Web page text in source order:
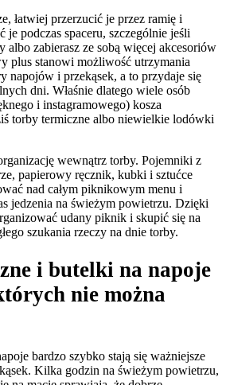
łatwiej przerzucić je przez ramię i
je podczas spaceru, szczególnie jeśli
albo zabierasz ze sobą więcej akcesoriów
plus stanowi możliwość utrzymania
napojów i przekąsek, a to przydaje się
dni. Właśnie dlatego wiele osób
i instagramowego) kosza
torby termiczne albo niewielkie lodówki
wewnątrz torby. Pojemniki z
papierowy ręcznik, kubki i sztućce
nad całym piknikowym menu i
jedzenia na świeżym powietrzu. Dzięki
udany piknik i skupić się na
szukania rzeczy na dnie torby.
i butelki na napoje
nie można
bardzo szybko stają się ważniejsze
Kilka godzin na świeżym powietrzu,